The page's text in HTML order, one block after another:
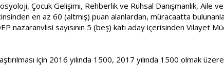
Çocuk Gelişimi, Rehberlik ve Ruhsal Danışmanlık, Aile
en az 60 (altmış) puan alanlardan, müracaatta
nazaranvlisi sayısının 5 (beş) katı aday içerisinden Vilayet
için 2016 yılında 1500, 2017 yılında 1500 olmak